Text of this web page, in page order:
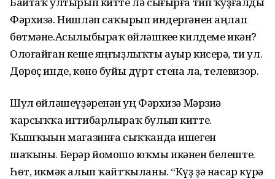
Фәрхизә. Нишләп саҡырып индергәнен аңлап
бөтмәне.Асылыбыраҡ һөйләшкеһе килдеме икән?
Олоғайған кеше яңғыҙлыҡты ауыр кисерә, ти ул.
Дөрөҫ инде, көнө буйы дүрт стена ла, телевизор.
Шул һөйләшеүҙәренән һуң Фәрхизә Мәрзиә
ҡарсыҡҡа иғтибарлыраҡ булып китте.
Ҡышҡыһын магазинға сыҡҡанда ишеген
шаҡыны. Берәр йомошо юҡмы икәнен белеште.
Һөт, икмәк алып ҡайтҡыланы. “Күҙ ҙә насар күрә